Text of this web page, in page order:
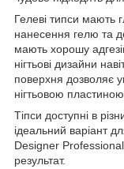
Гелеві типси мають
нанесення гелю та
мають хорошу
нігтьові дизайни
поверхня дозволяє
нігтьовою
Тіпси доступні в
ідеальний варіант
Designer
результат.